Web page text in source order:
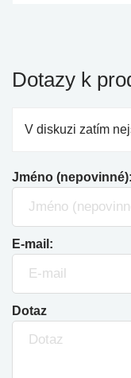
Dotazy k
V diskuzi zatím
Jméno (nepovinné):
E-mail:
Dotaz